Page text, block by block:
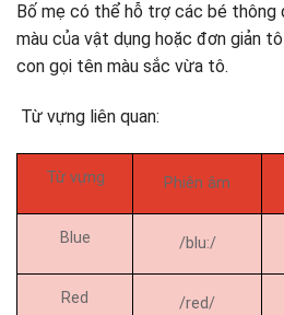
Bố mẹ có thể hỗ trợ các bé thông
màu của vật dụng hoặc đơn giản
con gọi tên màu sắc vừa tô.
Từ vựng liên quan:
Từ vựng Phiên âm
Blue /blu:/
Red /red/